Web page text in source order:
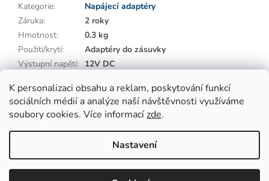
K personalizaci obsahu a reklam, poskytování funkcí
sociálních médií a analýze naší návštěvnosti využíváme
soubory cookies. Více informacízde.
Nastavení
Kategorie:
Napájecí adaptéry
Záruka:
2 roky
Hmotnost:
0.3 kg
Použití/krytí:
Adaptéry do zásuvky
Výstupní napětí: 12V DC
Copyright 2026Qmarket LED Tech. Všechna práva vyhrazena.